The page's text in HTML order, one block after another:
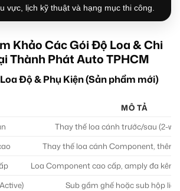
vực, lịch kỹ thuật và hạng mục thi công.
Khảo Các Gói Độ Loa & Chi
Thành Phát Auto TPHCM
Độ & Phụ Kiện (Sản phẩm mới)
MÔ TẢ
Thay thế loa cánh trước/sau (2-
Thay thế loa cánh Component, thêm
Loa Component cao cấp, amply đa
Sub gầm ghế hoặc sub hộp